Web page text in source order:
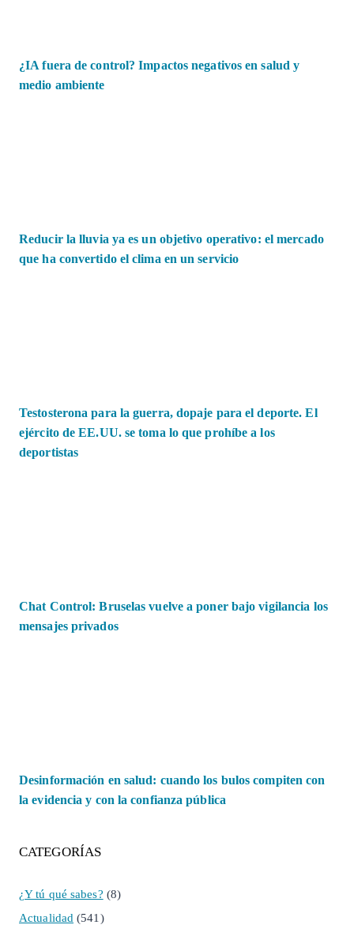
¿IA fuera de control? Impactos negativos en salud y
medio ambiente
Reducir la lluvia ya es un objetivo operativo: el mercado
que ha convertido el clima en un servicio
Testosterona para la guerra, dopaje para el deporte. El
ejército de EE.UU. se toma lo que prohíbe a los
deportistas
Chat Control: Bruselas vuelve a poner bajo vigilancia los
mensajes privados
Desinformación en salud: cuando los bulos compiten con
la evidencia y con la confianza pública
CATEGORÍAS
¿Y tú qué sabes? (8)
Actualidad (541)